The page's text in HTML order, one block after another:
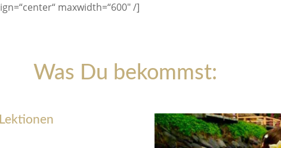
maxwidth=“600″ /]
Was Du bekommst: